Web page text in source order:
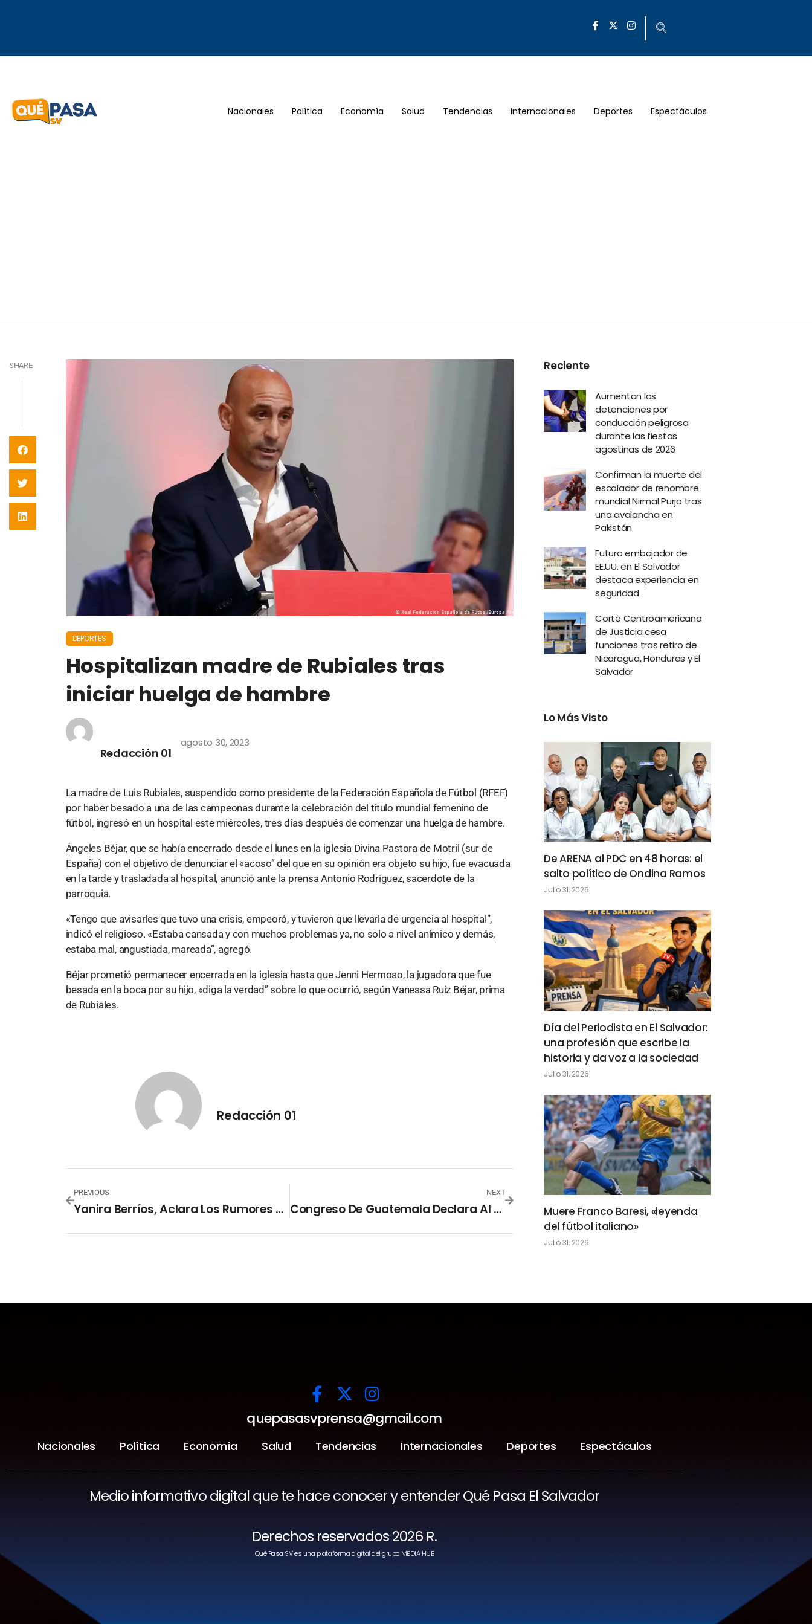
Nacionales Política Economía Salud Tendencias Internacionales Deportes Espectáculos
SHARE
DEPORTES
Hospitalizan madre de Rubiales tras
iniciar huelga de hambre
Redacción 01
agosto 30, 2023
La madre de Luis Rubiales, suspendido como presidente de la Federación Española de Fútbol (RFEF)
por haber besado a una de las campeonas durante la celebración del título mundial femenino de
fútbol, ingresó en un hospital este miércoles, tres días después de comenzar una huelga de hambre.
Ángeles Béjar, que se había encerrado desde el lunes en la iglesia Divina Pastora de Motril (sur de
España) con el objetivo de denunciar el «acoso” del que en su opinión era objeto su hijo, fue evacuada
en la tarde y trasladada al hospital, anunció ante la prensa Antonio Rodríguez, sacerdote de la
parroquia.
«Tengo que avisarles que tuvo una crisis, empeoró, y tuvieron que llevarla de urgencia al hospital”,
indicó el religioso. «Estaba cansada y con muchos problemas ya, no solo a nivel anímico y demás,
estaba mal, angustiada, mareada”, agregó.
Béjar prometió permanecer encerrada en la iglesia hasta que Jenni Hermoso, la jugadora que fue
besada en la boca por su hijo, «diga la verdad” sobre lo que ocurrió, según Vanessa Ruiz Béjar, prima
de Rubiales.
Redacción 01
PREVIOUS
Yanira Berríos, Aclara Los Rumores Y Críticas Tras Su Aparición En Un Programa De Televisión
NEXT
Congreso De Guatemala Declara Al Movimiento Semilla Como Formación Independiente Tras Suspensión Provisional
Reciente
Aumentan las
detenciones por
conducción peligrosa
durante las fiestas
agostinas de 2026
Confirman la muerte del
escalador de renombre
mundial Nirmal Purja tras
una avalancha en
Pakistán
Futuro embajador de
EE.UU. en El Salvador
destaca experiencia en
seguridad
Corte Centroamericana
de Justicia cesa
funciones tras retiro de
Nicaragua, Honduras y El
Salvador
Lo Más Visto
De ARENA al PDC en 48 horas: el
salto político de Ondina Ramos
Julio 31, 2026
Día del Periodista en El Salvador:
una profesión que escribe la
historia y da voz a la sociedad
Julio 31, 2026
Muere Franco Baresi, «leyenda
del fútbol italiano»
Julio 31, 2026
quepasasvprensa@gmail.com
Nacionales Política Economía Salud Tendencias Internacionales Deportes Espectáculos
Medio informativo digital que te hace conocer y entender Qué Pasa El Salvador
Derechos reservados 2026 R.
Qué Pasa SV es una plataforma digital del grupo MEDIA HUB